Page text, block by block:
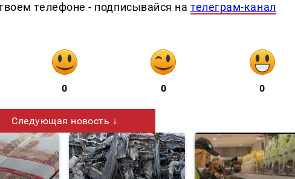
телефоне - подписывайся нателеграм-канал
0 0 0
Следующая новость ↓